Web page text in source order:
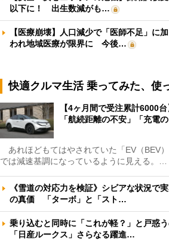
以下に！ 出生数減がも…
【医療崩壊】人口減少で「医師不足」に
われ地域医療が限界に 今後…
快適クルマ生活 乗ってみた、使
【4ヶ月間で受注累計6000
「航続距離の不安」「充電
あれほどもてはやされていた「EV（BEV
では減速基調になっているように見える。…
《雪道の対応力を検証》シビアな状況で
の真価 「ターボ」と「スト…
乗り込むと同時に「これが軽？」と戸惑
「日産ルークス」さらなる躍進…